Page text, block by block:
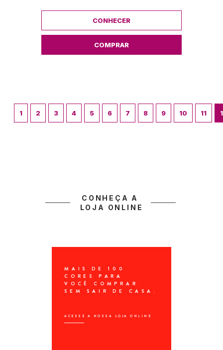
CONHECER
COMPRAR
1 2 3 4 5 6 7 8 9 10 11
CONHEÇA A
LOJA ONLINE
MAIS DE 100
CORES PARA
VOCÊ COMPRAR
SEM SAIR DE CASA.
ACESSE A NOSSA LOJA ONLINE